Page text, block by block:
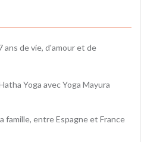
ans de vie, d'amour et de
Yoga avec Yoga Mayura
famille, entre Espagne et France